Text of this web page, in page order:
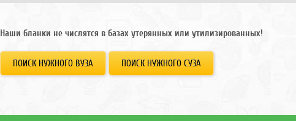
Наши бланки не числятся в базах утерянных или утилизированных!
ПОИСК НУЖНОГО ВУЗА ПОИСК НУЖНОГО СУЗА